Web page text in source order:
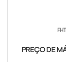
PREÇO DE